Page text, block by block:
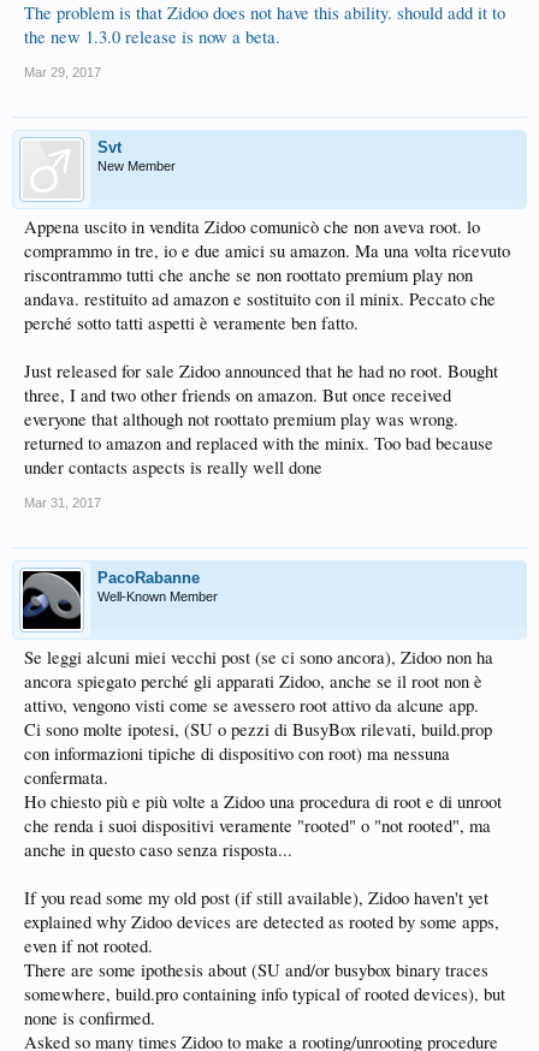
The problem is that Zidoo does not have this ability. should add it to
the new 1.3.0 release is now a beta.
Mar 29, 2017
Svt
New Member
Appena uscito in vendita Zidoo comunicò che non aveva root. lo
comprammo in tre, io e due amici su amazon. Ma una volta ricevuto
riscontrammo tutti che anche se non roottato premium play non
andava. restituito ad amazon e sostituito con il minix. Peccato che
perché sotto tatti aspetti è veramente ben fatto.
Just released for sale Zidoo announced that he had no root. Bought
three, I and two other friends on amazon. But once received
everyone that although not roottato premium play was wrong.
returned to amazon and replaced with the minix. Too bad because
under contacts aspects is really well done
Mar 31, 2017
PacoRabanne
Well-Known Member
Se leggi alcuni miei vecchi post (se ci sono ancora), Zidoo non ha
ancora spiegato perché gli apparati Zidoo, anche se il root non è
attivo, vengono visti come se avessero root attivo da alcune app.
Ci sono molte ipotesi, (SU o pezzi di BusyBox rilevati, build.prop
con informazioni tipiche di dispositivo con root) ma nessuna
confermata.
Ho chiesto più e più volte a Zidoo una procedura di root e di unroot
che renda i suoi dispositivi veramente "rooted" o "not rooted", ma
anche in questo caso senza risposta...
If you read some my old post (if still available), Zidoo haven't yet
explained why Zidoo devices are detected as rooted by some apps,
even if not rooted.
There are some ipothesis about (SU and/or busybox binary traces
somewhere, build.pro containing info typical of rooted devices), but
none is confirmed.
Asked so many times Zidoo to make a rooting/unrooting procedure